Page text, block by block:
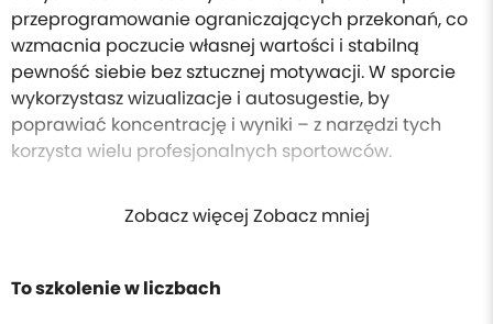
przeprogramowanie ograniczających przekonań, co
wzmacnia poczucie własnej wartości i stabilną
pewność siebie bez sztucznej motywacji. W sporcie
wykorzystasz wizualizacje i autosugestie, by
poprawiać koncentrację i wyniki – z narzędzi tych
korzysta wielu profesjonalnych sportowców.
Zobacz więcej Zobacz mniej
To szkolenie w liczbach